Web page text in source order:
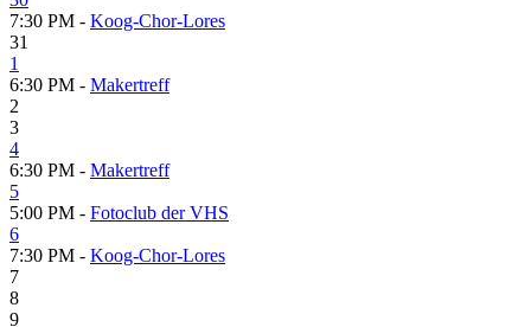
7:30 PM - Koog-Chor-Lores
31
1
6:30 PM - Makertreff
2
3
4
6:30 PM - Makertreff
5
5:00 PM - Fotoclub der VHS
6
7:30 PM - Koog-Chor-Lores
7
8
9